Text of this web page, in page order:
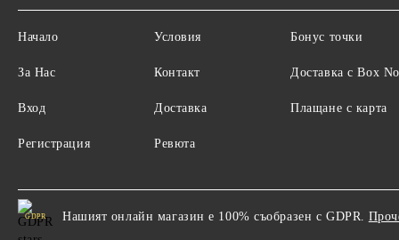
Начало
За Нас
Вход
Регистрация
Условия
Контакт
Доставка
Ревюта
Бонус точки
Доставка с Box
Плащане с карта
GDPR Нашият онлайн магазин е 100% съобразен с GDPR.